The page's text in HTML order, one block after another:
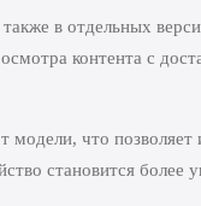
в отдельных
контента с
что позволяет
становится более